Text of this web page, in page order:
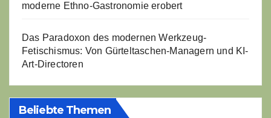
moderne Ethno-Gastronomie erobert
Das Paradoxon des modernen Werkzeug-
Fetischismus: Von Gürteltaschen-Managern und KI-
Art-Directoren
Beliebte Themen